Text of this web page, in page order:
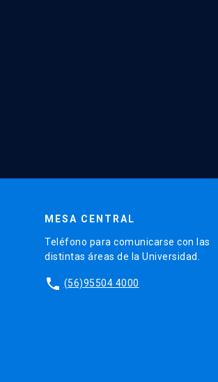
MESA CENTRAL
Teléfono para comunicarse con las
distintas áreas de la Universidad.
phone (56)95504 4000